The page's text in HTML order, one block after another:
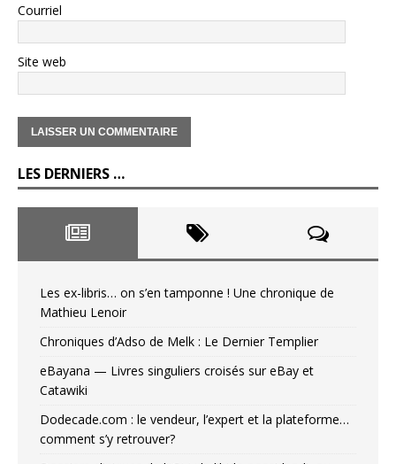
Courriel
Site web
LES DERNIERS …
Les ex-libris… on s’en tamponne ! Une chronique de
Mathieu Lenoir
Chroniques d’Adso de Melk : Le Dernier Templier
eBayana — Livres singuliers croisés sur eBay et
Catawiki
Dodecade.com : le vendeur, l’expert et la plateforme…
comment s’y retrouver?